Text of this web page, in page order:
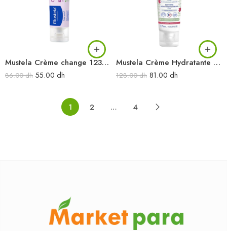
Mustela Crème change 123 50ML
86.00dh 55.00 dh
Mustela Crème Hydratante Apaisante Visage 40ML
128.00dh 81.00 dh
1 2 … 4